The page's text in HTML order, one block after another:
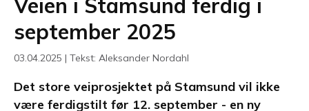
Veien i Stamsund ferdig i
september 2025
03.04.2025 | Tekst: Aleksander Nordahl
Det store veiprosjektet på Stamsund vil ikke
være ferdigstilt før 12. september - en ny